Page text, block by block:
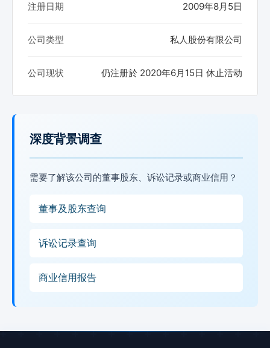
注册日期 2009年8月5日
公司类型 私人股份有限公司
公司现状 仍注册於 2020年6月15日 休止活动
深度背景调查
需要了解该公司的董事股东、诉讼记录或商业信用？
董事及股东查询
诉讼记录查询
商业信用报告